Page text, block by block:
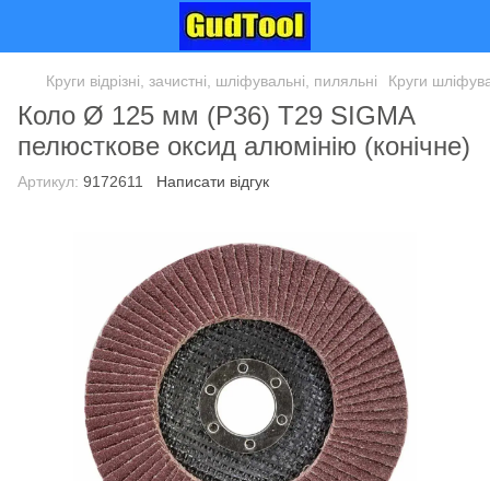
Круги відрізні, зачистні, шліфувальні, пиляльні Круги
Коло Ø 125 мм (P36) Т29 SIGMA
пелюсткове оксид алюмінію (конічне)
Артикул: 9172611 Написати відгук